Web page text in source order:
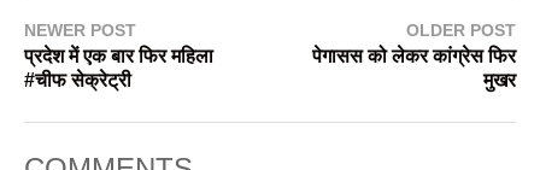
NEWER POST
प्रदेश में एक बार फिर महिला
#चीफ सेक्रेट्री
OLDER POST
पेगासस को लेकर कांग्रेस फिर
मुखर